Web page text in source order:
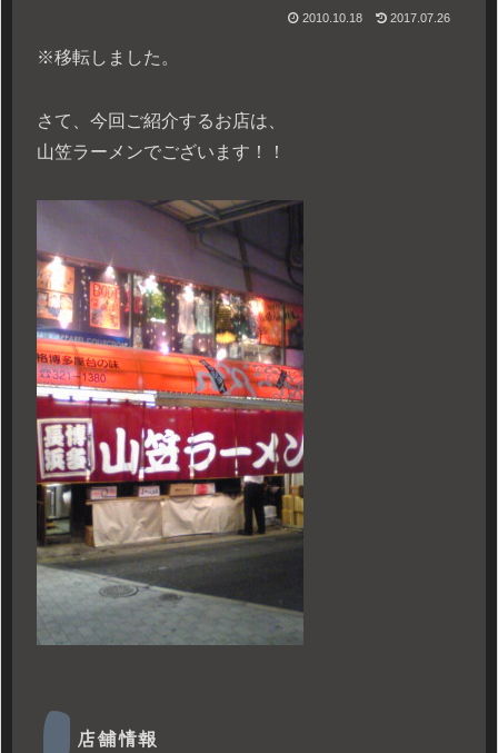
2010.10.18 2017.07.26
※移転しました。
さて、今回ご紹介するお店は、
山笠ラーメンでございます！！
店舗情報